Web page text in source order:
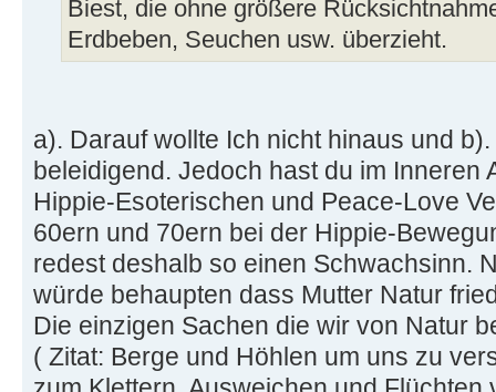
Biest, die ohne größere
Erdbeben, Seuchen usw. überzieht.
a). Darauf wollte Ich nicht hinaus und
beleidigend. Jedoch hast du im Inneren
Hippie-Esoterischen und Peace-Love
60ern und 70ern bei der Hippie-
redest deshalb so einen Schwachsinn.
würde behaupten dass Mutter Natur
Die einzigen Sachen die wir von Natur
( Zitat: Berge und Höhlen um uns zu